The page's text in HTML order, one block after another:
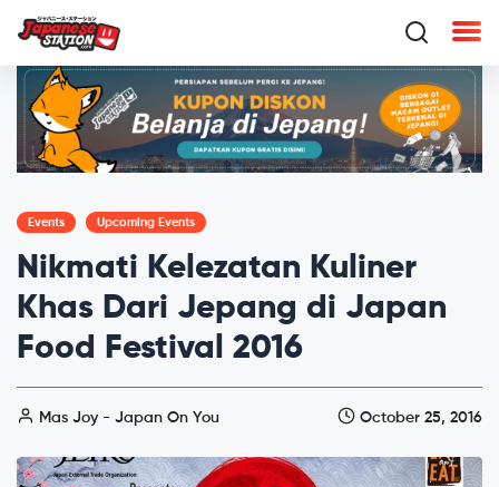
Events Upcoming Events
Nikmati Kelezatan Kuliner
Khas Dari Jepang di Japan
Food Festival 2016
Mas Joy - Japan On You October 25, 2016